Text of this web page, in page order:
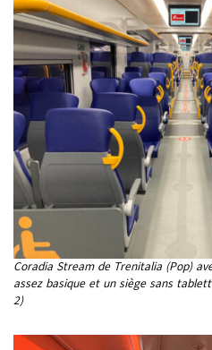
Coradia Stream de Trenitalia (Pop)
assez basique et un siège sans
2)